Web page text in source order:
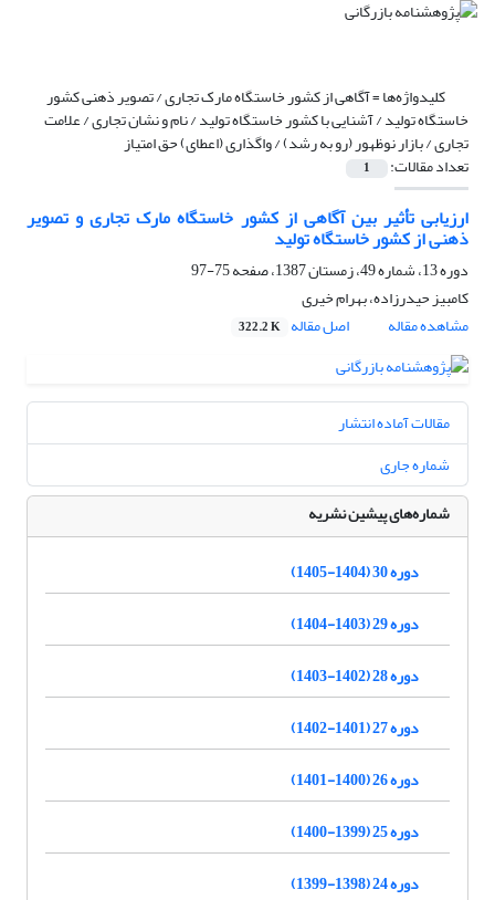
کلیدواژه‌ها =آگاهی از کشور خاستگاه مارک تجاری / تصویر ذهنی کشور
خاستگاه تولید / آشنایی با کشور خاستگاه تولید / نام و نشان تجاری / علامت
تجاری / بازار نوظهور (رو به رشد) / واگذاری (اعطای) حق امتیاز
تعداد مقالات: 1
ارزیابی تأثیر بین آگاهی از کشور خاستگاه مارک تجاری و تصویر
ذهنی از کشور خاستگاه تولید
دوره 13، شماره 49، زمستان 1387، صفحه
75-97
کامبیز حیدرزاده، بهرام خیری
مشاهده مقاله
اصل مقاله 322.2 K
مقالات آماده انتشار
شماره جاری
شماره‌های پیشین نشریه
دوره 30 (1404-1405)
دوره 29 (1403-1404)
دوره 28 (1402-1403)
دوره 27 (1401-1402)
دوره 26 (1400-1401)
دوره 25 (1399-1400)
دوره 24 (1398-1399)